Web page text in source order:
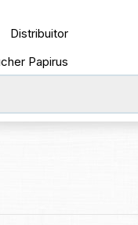
Distribuitor
Papirus